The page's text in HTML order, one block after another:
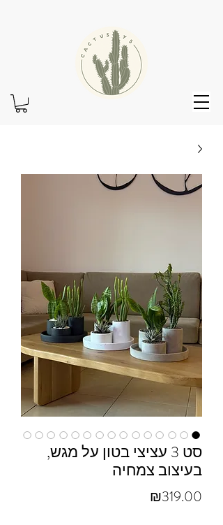
סט 3 עציצי בטון על מגש,
בעיצוב צמחיה
₪319.00